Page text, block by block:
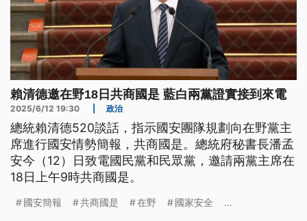
賴清德邀在野18日共商國是 藍白兩黨證實接到來電
2025/6/12 19:30 政治
總統賴清德520談話，指示國安團隊規劃向在野黨主
席進行國安情勢簡報，共商國是。總統府秘書長潘孟
安今（12）日致電國民黨和民眾黨，邀請兩黨主席在
18日上午9時共商國是。
國安簡報 共商國是 在野 國家安全 ...